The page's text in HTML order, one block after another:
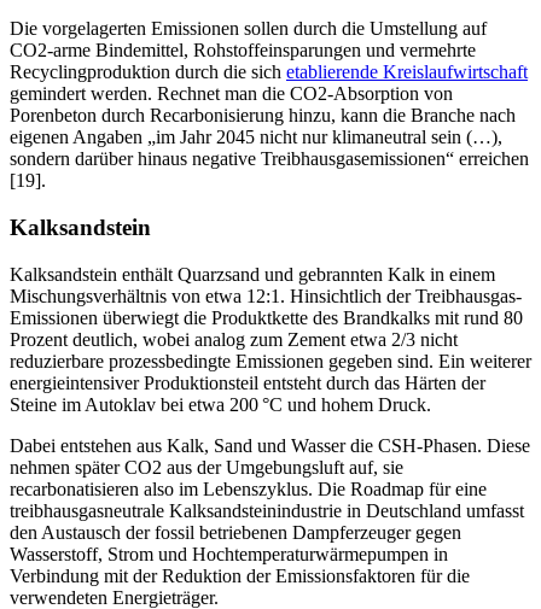
Die vorgelagerten Emissionen sollen durch die Umstellung auf
CO2-arme Bindemittel, Rohstoffeinsparungen und vermehrte
Recyclingproduktion durch die sich etablierende Kreislaufwirtschaft
gemindert werden. Rechnet man die CO2-Absorption von
Porenbeton durch Recarbonisierung hinzu, kann die Branche nach
eigenen Angaben „im Jahr 2045 nicht nur klimaneutral sein (…),
sondern darüber hinaus negative Treibhausgasemissionen“ erreichen
[19].
Kalksandstein
Kalksandstein enthält Quarzsand und gebrannten Kalk in einem
Mischungsverhältnis von etwa 12:1. Hinsichtlich der Treibhausgas-
Emissionen überwiegt die Produktkette des Brandkalks mit rund 80
Prozent deutlich, wobei analog zum Zement etwa 2/3 nicht
reduzierbare prozessbedingte Emissionen gegeben sind. Ein weiterer
energieintensiver Produktionsteil entsteht durch das Härten der
Steine im Autoklav bei etwa 200 °C und hohem Druck.
Dabei entstehen aus Kalk, Sand und Wasser die CSH-­Phasen. Diese
nehmen später CO2 aus der Umgebungsluft auf, sie
recarbonatisieren ­also im Lebenszyklus. Die Roadmap für eine
treibhausgasneutrale Kalksandsteinindustrie in Deutschland umfasst
den Austausch der fossil betriebenen Dampferzeuger gegen
Wasserstoff, Strom und Hochtemperaturwärmepumpen in
Verbindung mit der Reduktion der Emissionsfaktoren für die
verwendeten Energieträger.